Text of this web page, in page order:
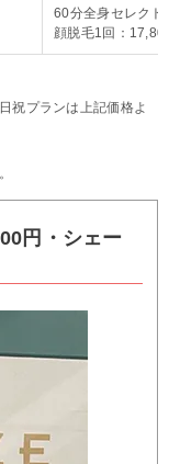
60分全身セレク
顔脱毛1回：
祝プランは上記価格よ
円・シェー